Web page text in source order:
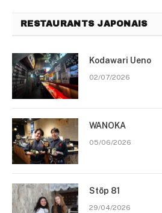
RESTAURANTS JAPONAIS
Kodawari Ueno
02/07/2026
WANOKA
05/06/2026
Stōp 81
29/04/2026